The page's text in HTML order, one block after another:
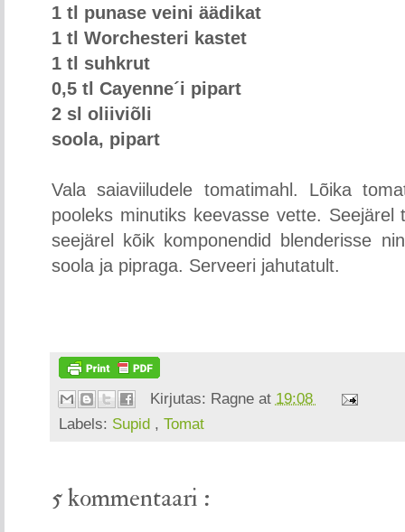
1 tl punase veini äädikat
1 tl Worchesteri kastet
1 tl suhkrut
0,5 tl Cayenne´i pipart
2 sl oliiviõli
soola, pipart
Vala saiaviiludele tomatimahl. Lõika
pooleks minutiks keevasse vette.
seejärel kõik komponendid blenderisse
soola ja pipraga. Serveeri jahutatult.
Kirjutas: Ragne at 19:08
Labels: Supid , Tomat
5 kommentaari :